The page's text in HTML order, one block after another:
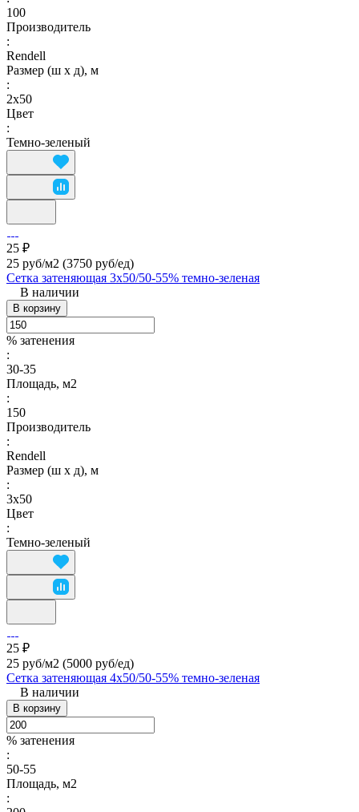
100
Производитель
:
Rendell
Размер (ш х д), м
:
2х50
Цвет
:
Темно-зеленый
25 ₽
25 руб/м2 (3750 руб/eд)
Сетка затеняющая 3х50/50-55% темно-зеленая
В наличии
В корзину
% затенения
:
30-35
Площадь, м2
:
150
Производитель
:
Rendell
Размер (ш х д), м
:
3х50
Цвет
:
Темно-зеленый
25 ₽
25 руб/м2 (5000 руб/eд)
Сетка затеняющая 4х50/50-55% темно-зеленая
В наличии
В корзину
% затенения
:
50-55
Площадь, м2
: